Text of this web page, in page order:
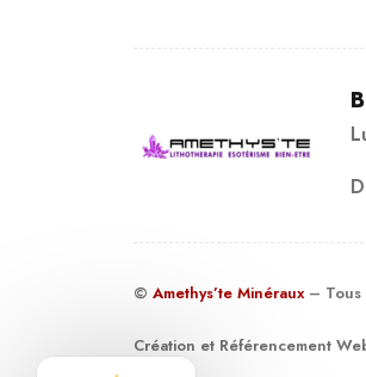
© Amethys’te Minéraux – Tous
Création et Référencement